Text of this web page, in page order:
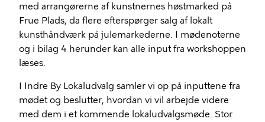
med arrangørerne af kunstnernes høstmarked på
Frue Plads, da flere efterspørger salg af lokalt
kunsthåndværk på julemarkederne. I mødenoterne
og i bilag 4 herunder kan alle input fra workshoppen
læses.
I Indre By Lokaludvalg samler vi op på inputtene fra
mødet og beslutter, hvordan vi vil arbejde videre
med dem i et kommende lokaludvalgsmøde. Stor